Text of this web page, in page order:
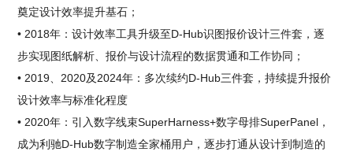
奠定设计效率提升基石；
• 2018年：设计效率工具升级至D-Hub识图报价设计三件套，逐
步实现图纸解析、报价与设计流程的数据贯通和工作协同；
• 2019、2020及2024年：多次续约D-Hub三件套，持续提升报价
设计效率与标准化程度
• 2020年：引入数字线束SuperHarness+数字母排SuperPanel，
成为利驰D-Hub数字制造全家桶用户，逐步打通从设计到制造的